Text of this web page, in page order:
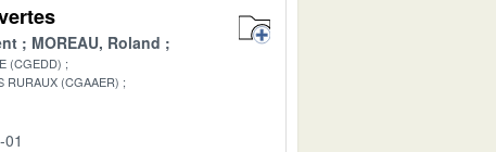
MOREAU, Roland
(CGEDD)
RURAUX (CGAAER)